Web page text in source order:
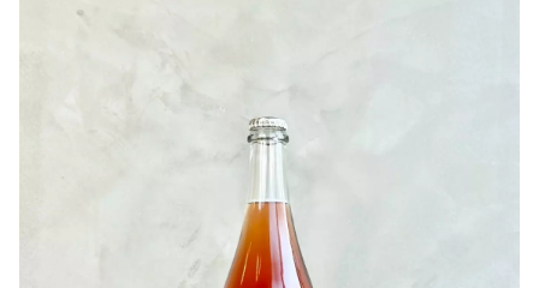
飲み心地です。
福岡県うきは市産巨峰100%です。
発酵は、タンクの下半分には全房の巨峰を、その上から除